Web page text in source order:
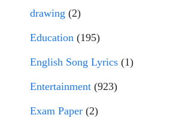
drawing (2)
Education (195)
English Song Lyrics (1)
Entertainment (923)
Exam Paper (2)